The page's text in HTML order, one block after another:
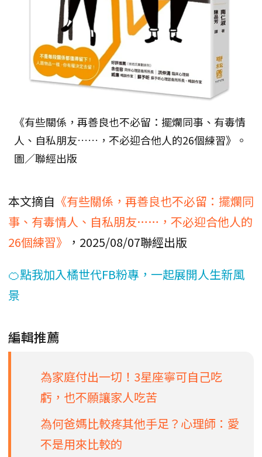
《有些關係，再善良也不必留：擺爛同事、有毒情
人、自私朋友……，不必迎合他人的26個練習》。
圖／聯經出版
本文摘自 《有些關係，再善良也不必留：擺爛同
事、有毒情人、自私朋友……，不必迎合他人的
26個練習》
，2025/08/07聯經出版
🍊點我加入橘世代FB粉專，一起展開人生新風
景
編輯推薦
為家庭付出一切！3星座寧可自己吃
虧，也不願讓家人吃苦
為何爸媽比較疼其他手足？心理師：愛
不是用來比較的